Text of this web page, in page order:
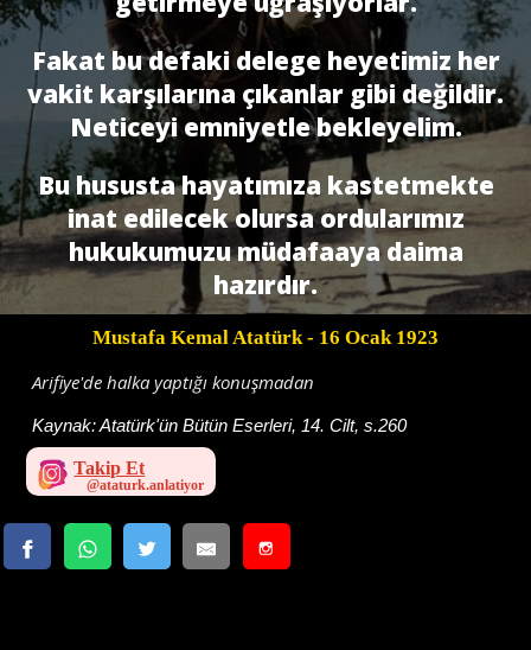
Fakat bu defaki delege heyetimiz her
vakit kar­şılarına çıkanlar gibi değildir.
Neticeyi emniyetle bekleyelim.
Bu hususta hayatımıza kastetmekte
inat edilecek olursa ordularımız
hukukumuzu müdafaaya daima
hazırdır.
Mustafa Kemal Atatürk - 16 Ocak 1923
Arifiye'de halka yaptığı konuşmadan
Kaynak:Atatürk'ün Bütün Eserleri, 14. Cilt, s.260
Takip Et